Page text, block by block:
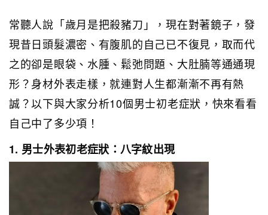
常聽人說「歲月是把殺豬刀」，現在對著鏡子，發
現昔日頭髮濃密、有腹肌的自己已不復見，取而代
之的卻是眼袋、水腫、鬆弛問題、大肚腩等通通現
形？身材外表走樣，就連對人生都漸漸不再有熱
誠？以下與大家分析10個男士初老症狀，快來看看
自己中了多少項！
1. 男士外表初老症狀：八字紋出現